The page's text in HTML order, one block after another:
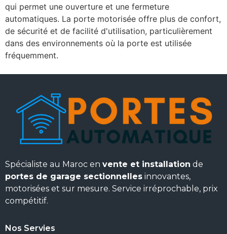
qui permet une ouverture et une fermeture
automatiques. La porte motorisée offre plus de confort,
de sécurité et de facilité d'utilisation, particulièrement
dans des environnements où la porte est utilisée
fréquemment.
Spécialiste au Maroc en vente et installation de
portes de garage sectionnelles innovantes,
motorisées et sur mesure. Service irréprochable, prix
compétitif.
Nos Servies